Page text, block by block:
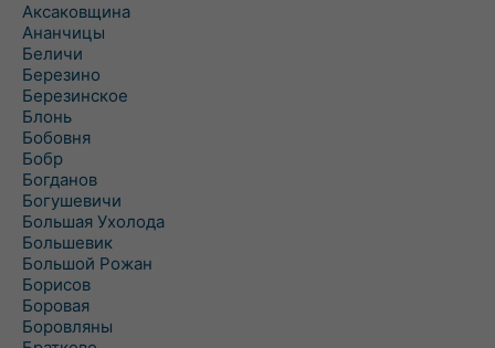
Аксаковщина
Ананчицы
Беличи
Березино
Березинское
Блонь
Бобовня
Бобр
Богданов
Богушевичи
Большая Ухолода
Большевик
Большой Рожан
Борисов
Боровая
Боровляны